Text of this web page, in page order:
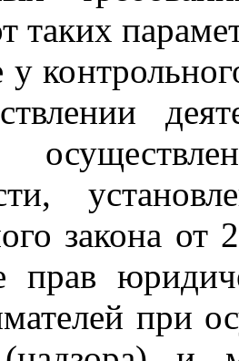
таких
закона
прав
при